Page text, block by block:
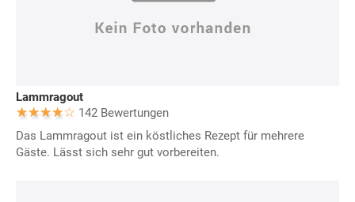
Lammragout
142 Bewertungen
Das Lammragout ist ein köstliches Rezept für mehrere
Gäste. Lässt sich sehr gut vorbereiten.